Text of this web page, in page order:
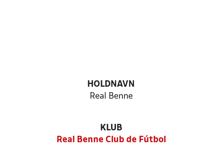
HOLDNAVN
Real Benne
KLUB
Real Benne Club de Fútbol